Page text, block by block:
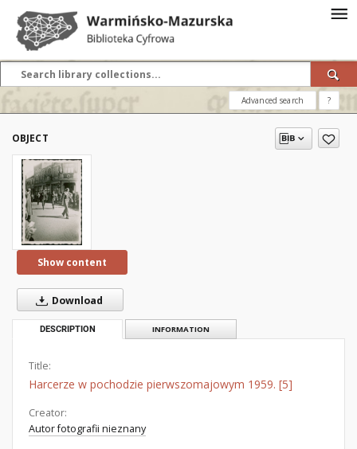
Advanced search ?
OBJECT
Show content
Download
DESCRIPTION INFORMATION
Title:
Harcerze w pochodzie pierwszomajowym 1959. [5]
Creator:
Autor fotografii nieznany